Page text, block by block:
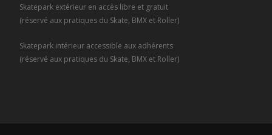
Skatepark extérieur en accès libre et gratuit
(réservé aux pratiques du Skate, BMX et Roller)
Skatepark intérieur accessible aux adhérents
(réservé aux pratiques du Skate, BMX et Roller)